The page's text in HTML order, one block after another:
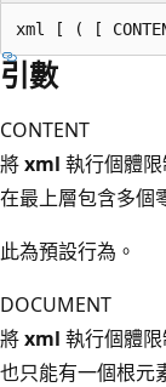
引數
CONTENT
將xml 執行個體
在最上層包含多個
此為預設行為。
DOCUMENT
將xml 執行個體
也只能有一個根元